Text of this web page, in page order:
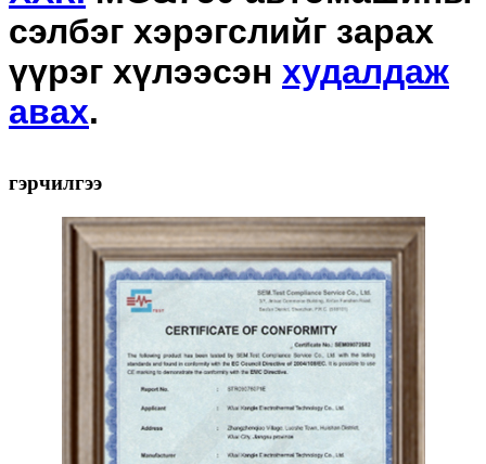
сэлбэг хэрэгслийг зарах
үүрэг хүлээсэн худалдаж
авах.
гэрчилгээ